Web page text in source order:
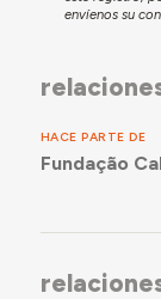
envíenos su
HACE PARTE DE
Fundação